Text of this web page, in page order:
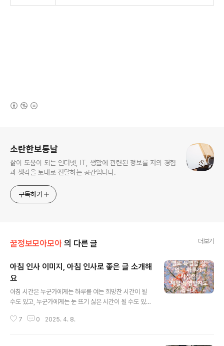
소란한보통날
삶이 도움이 되는 인터넷, IT, 생활에 관련된 정보를 저의 경험
과 생각을 토대로 전달하는 공간입니다.
구독하기
꿀정보모아모아 의 다른 글 더보기
아침 인사 이미지, 아침 인사로 좋은 글 소개해
요
아침 시간은 누군가에게는 하루를 여는 희망찬 시간이 될
수도 있고, 누군가에게는 눈 뜨기 싫은 시간이 될 수도 있습
도 있지요. 주변 사람들과 따뜻한 아침 인사말을 나누어 보
7 0 2025. 4. 8.